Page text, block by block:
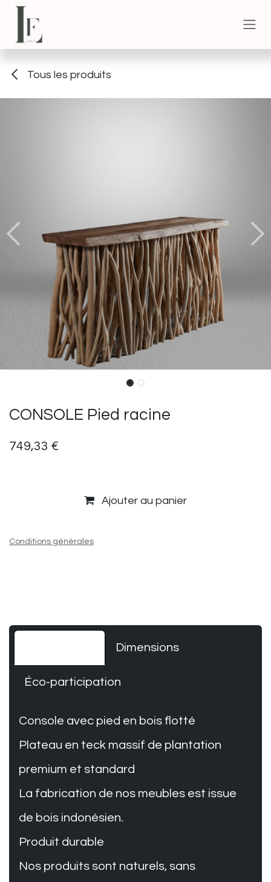
Se rendre au contenu
Tous les produits
CONSOLE Pied racine
749,33 €
Ajouter au panier
Conditions générales
Dimensions
Éco-participation
Console avec pied en bois flotté
Plateau en teck massif de plantation
premium et standard
La fabrication de nos meubles est issue
de bois indonésien.
Produit durable
Nos produits sont naturels, sans